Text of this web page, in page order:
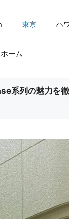
東京 ハ
ホーム
系列の魅力を